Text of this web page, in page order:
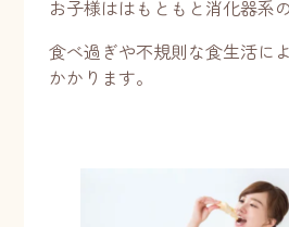
お子様ははもともと消化器系
食べ過ぎや不規則な食生活に
かかります。